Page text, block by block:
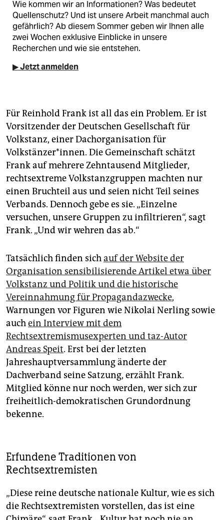
Wie kommen wir an Informationen? Was bedeutet
Quellenschutz? Und ist unsere Arbeit manchmal auch
gefährlich? Ab diesem Sommer geben wir Ihnen alle
zwei Wochen exklusive Einblicke in unsere
Recherchen und wie sie entstehen.
▶ Jetzt anmelden
Für Reinhold Frank ist all das ein Problem. Er ist
Vorsitzender der Deutschen Gesellschaft für
Volkstanz, einer Dachorganisation für
Volkstänzer*innen. Die Gemeinschaft schätzt
Frank auf mehrere Zehntausend Mitglieder,
rechtsextreme Volkstanzgruppen machten nur
einen Bruchteil aus und seien nicht Teil seines
Verbands. Dennoch gebe es sie. „Einzelne
versuchen, unsere Gruppen zu infiltrieren“, sagt
Frank. „Und wir wehren das ab.“
Tatsächlich finden sichauf der Website der
Organisation sensibilisierende Artikel etwa über
Volkstanz und Politik und die historische
Vereinnahmung für Propagandazwecke,
Warnungen vor Figuren wie Nikolai Nerling sowie
auchein Interview mit dem
Rechtsextremismusexperten und taz-Autor
Andreas Speit. Erst bei der letzten
Jahreshauptversammlung änderte der
Dachverband seine Satzung, erzählt Frank.
Mitglied könne nur noch werden, wer sich zur
freiheitlich-demokratischen Grundordnung
bekenne.
Erfundene Traditionen von
Rechtsextremisten
„Diese reine deutsche nationale Kultur, wie es sich
die Rechtsextremisten vorstellen, das ist eine